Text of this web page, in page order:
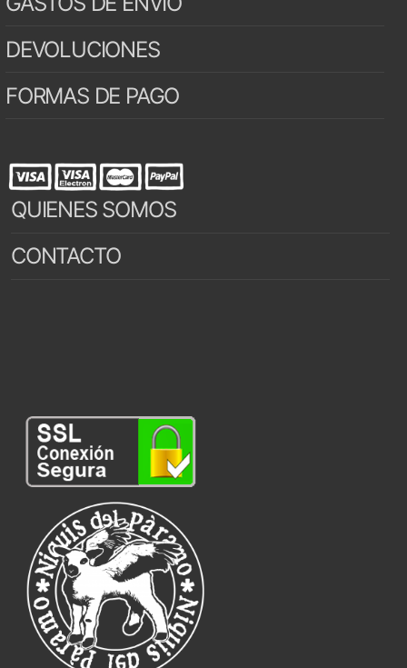
DEVOLUCIONES
FORMAS DE PAGO
QUIENES SOMOS
CONTACTO